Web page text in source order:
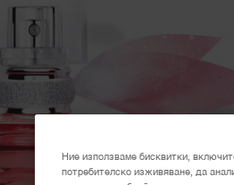
Ние използваме бисквитки,
потребителско изживяване, да